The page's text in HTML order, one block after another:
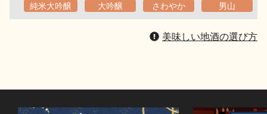
純米大吟醸 大吟醸 さわやか 男山
美味しい地酒の選び方